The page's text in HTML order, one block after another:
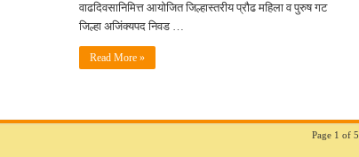
वाढदिवसानिमित्त आयोजित जिल्हास्तरीय प्रौढ महिला व पुरुष गट
जिल्हा अजिंक्यपद निवड …
Read More »
Page 1 of 5